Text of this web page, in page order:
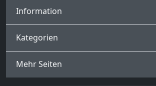
Information
Kategorien
Mehr Seiten